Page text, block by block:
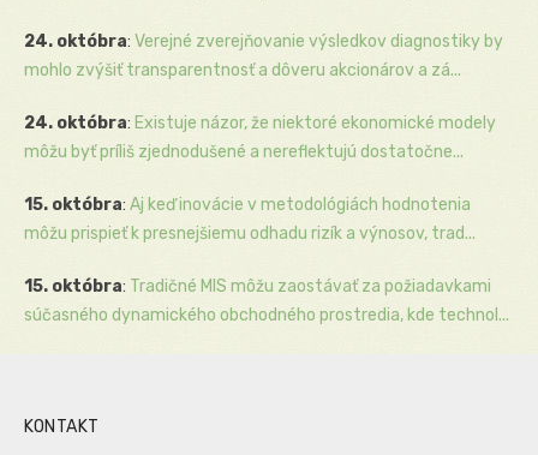
24. októbra: Verejné zverejňovanie výsledkov diagnostiky by
mohlo zvýšiť transparentnosť a dôveru akcionárov a zá...
24. októbra: Existuje názor, že niektoré ekonomické modely
môžu byť príliš zjednodušené a nereflektujú dostatočne...
15. októbra: Aj keď inovácie v metodológiách hodnotenia
môžu prispieť k presnejšiemu odhadu rizík a výnosov, trad...
15. októbra: Tradičné MIS môžu zaostávať za požiadavkami
súčasného dynamického obchodného prostredia, kde technol...
KONTAKT